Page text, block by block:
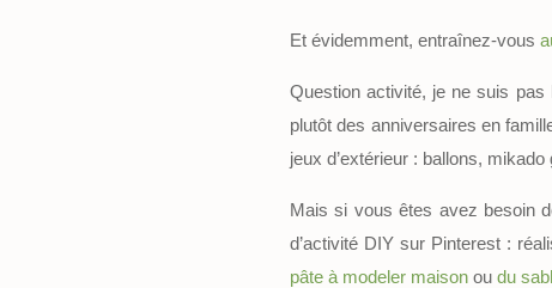
Et évidemment, entraînez-vous
Question activité, je ne suis pas
plutôt des anniversaires en
jeux d’extérieur : ballons,
Mais si vous êtes avez besoin
d’activité DIY sur Pinterest :
pâte à modeler maisonou du